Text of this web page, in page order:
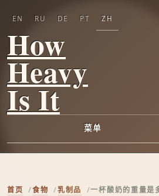
How
Heavy
Is It
菜单
EN RU DE PT ZH
首页 食物 乳制品 一杯酸奶的重量是